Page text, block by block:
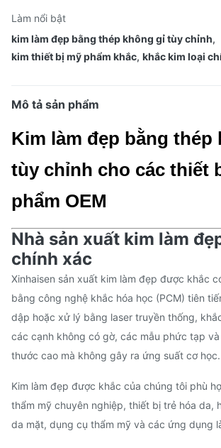
Làm nổi bật
kim làm đẹp bằng thép không gỉ tùy chỉnh,
kim thiết bị mỹ phẩm khắc, khắc kim loại
Mô tả sản phẩm
Kim làm đẹp bằng thép
tùy chỉnh cho các thiết
phẩm OEM
Nhà sản xuất kim làm
chính xác
Xinhaisen sản xuất kim làm đẹp được khắc
bằng công nghệ khắc hóa học (PCM) tiên
dập hoặc xử lý bằng laser truyền thống,
các cạnh không có gờ, các mẫu phức tạp
thước cao mà không gây ra ứng suất cơ học.
Kim làm đẹp được khắc của chúng tôi phù
thẩm mỹ chuyên nghiệp, thiết bị trẻ hóa da,
da mặt, dụng cụ thẩm mỹ và các ứng dụng